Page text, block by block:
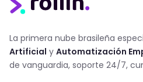
La primera nube brasileña
Artificial y Automatización
de vanguardia, soporte 24/7,